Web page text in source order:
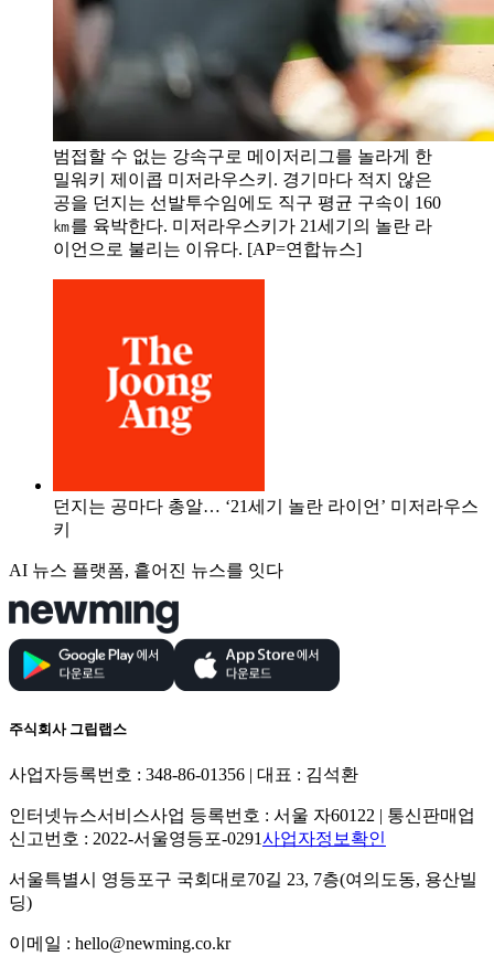
범접할 수 없는 강속구로 메이저리그를 놀라게 한
밀워키 제이콥 미저라우스키. 경기마다 적지 않은
공을 던지는 선발투수임에도 직구 평균 구속이 160
㎞를 육박한다. 미저라우스키가 21세기의 놀란 라
이언으로 불리는 이유다. [AP=연합뉴스]
던지는 공마다 총알… ‘21세기 놀란 라이언’ 미저라우스
키
AI 뉴스 플랫폼, 흩어진 뉴스를 잇다
주식회사 그립랩스
사업자등록번호 : 348-86-01356 | 대표 : 김석환
인터넷뉴스서비스사업 등록번호 : 서울 자60122 | 통신판매업
신고번호 : 2022-서울영등포-0291사업자정보확인
서울특별시 영등포구 국회대로70길 23, 7층(여의도동, 용산빌
딩)
이메일 : hello@newming.co.kr